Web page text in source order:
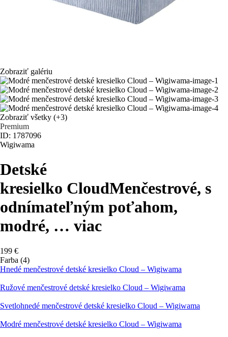
Zobraziť galériu
Zobraziť všetky (+3)
Premium
ID: 1787096
Wigiwama
Detské
kresielko CloudMenčestrové, s
odnímateľným poťahom,
modré, … viac
199 €
Farba (4)
Hnedé menčestrové detské kresielko Cloud – Wigiwama
Ružové menčestrové detské kresielko Cloud – Wigiwama
Svetlohnedé menčestrové detské kresielko Cloud – Wigiwama
Modré menčestrové detské kresielko Cloud – Wigiwama